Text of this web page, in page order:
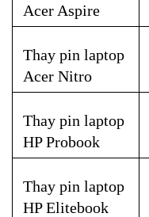
Acer Aspire
Thay pin laptop
Acer Nitro
Thay pin laptop
HP Probook
Thay pin laptop
HP Elitebook